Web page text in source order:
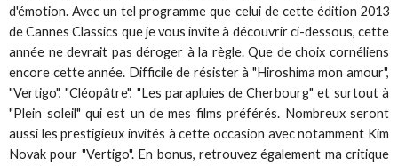
d'émotion. Avec un tel programme que celui de cette édition 2013
de Cannes Classics que je vous invite à découvrir ci-dessous, cette
année ne devrait pas déroger à la règle. Que de choix cornéliens
encore cette année. Difficile de résister à "Hiroshima mon amour",
"Vertigo", "Cléopâtre", "Les parapluies de Cherbourg" et surtout à
"Plein soleil" qui est un de mes films préférés. Nombreux seront
aussi les prestigieux invités à cette occasion avec notamment Kim
Novak pour "Vertigo". En bonus, retrouvez également ma critique